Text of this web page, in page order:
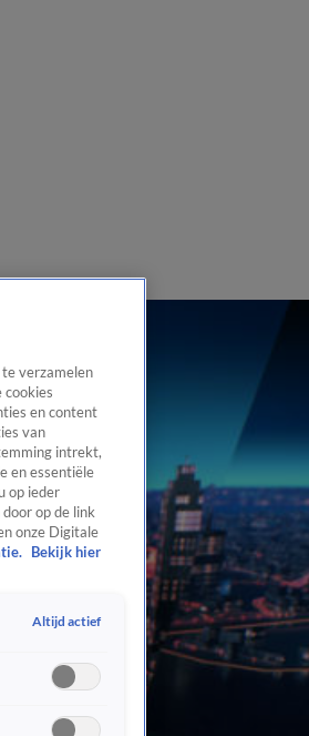
verzamelen
cookies
en content
van
intrekt,
en essentiële
op ieder
op de link
onze Digitale
Bekijk hier
Altijd actief